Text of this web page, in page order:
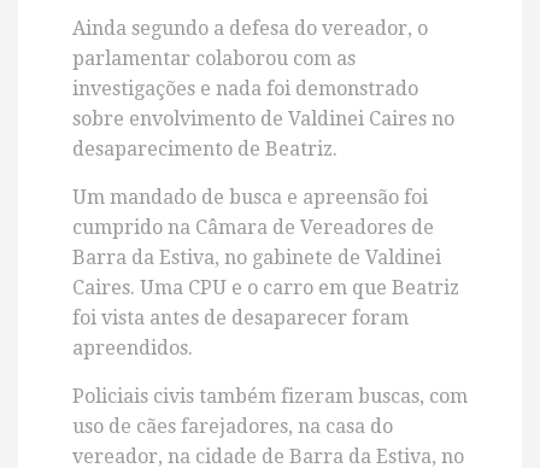
Ainda segundo a defesa do vereador, o
parlamentar colaborou com as
investigações e nada foi demonstrado
sobre envolvimento de Valdinei Caires no
desaparecimento de Beatriz.
Um mandado de busca e apreensão foi
cumprido na Câmara de Vereadores de
Barra da Estiva, no gabinete de Valdinei
Caires. Uma CPU e o carro em que Beatriz
foi vista antes de desaparecer foram
apreendidos.
Policiais civis também fizeram buscas, com
uso de cães farejadores, na casa do
vereador, na cidade de Barra da Estiva, no